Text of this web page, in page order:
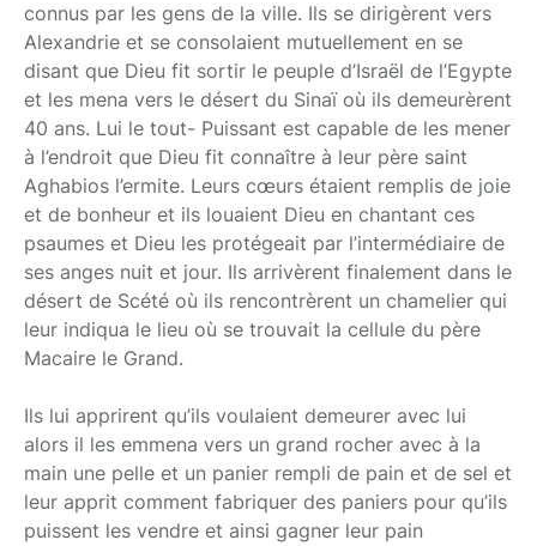
connus par les gens de la ville. Ils se dirigèrent vers
Alexandrie et se consolaient mutuellement en se
disant que Dieu fit sortir le peuple d’Israël de l’Egypte
et les mena vers le désert du Sinaï où ils demeurèrent
40 ans. Lui le tout- Puissant est capable de les mener
à l’endroit que Dieu fit connaître à leur père saint
Aghabios l’ermite. Leurs cœurs étaient remplis de joie
et de bonheur et ils louaient Dieu en chantant ces
psaumes et Dieu les protégeait par l’intermédiaire de
ses anges nuit et jour. Ils arrivèrent finalement dans le
désert de Scété où ils rencontrèrent un chamelier qui
leur indiqua le lieu où se trouvait la cellule du père
Macaire le Grand.
Ils lui apprirent qu’ils voulaient demeurer avec lui
alors il les emmena vers un grand rocher avec à la
main une pelle et un panier rempli de pain et de sel et
leur apprit comment fabriquer des paniers pour qu’ils
puissent les vendre et ainsi gagner leur pain